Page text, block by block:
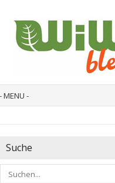
Suche